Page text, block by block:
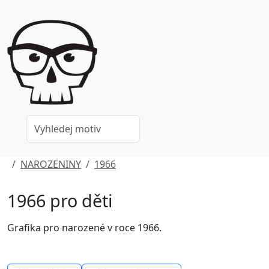
NAROZENINY 1966
1966 pro děti
Grafika pro narozené v roce 1966.